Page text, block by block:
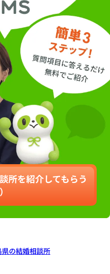
所を紹介してもらう
県の結婚相談所